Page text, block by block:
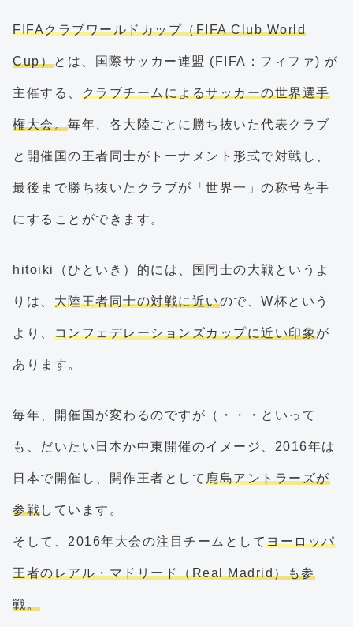
FIFAクラブワールドカップ（FIFA Club World
Cup）とは、国際サッカー連盟 (FIFA：フィファ) が
主催する、 クラブチームによるサッカーの世界選手
権大会。毎年、各大陸ごとに勝ち抜いた代表クラブ
と開催国の王者同士がトーナメント形式で対戦し、
最後まで勝ち抜いたクラブが「世界一」の称号を手
にすることができます。
hitoiki（ひといき）的には、国同士の大戦というよ
りは、 大陸王者同士の対戦に近いので、W杯という
より、 コンフェデレーションズカップに近い印象が
あります。
毎年、開催国が変わるのですが（・・・といって
も、だいたい日本か中東開催のイメージ、2016年は
日本で開催し、開作王者として鹿島アントラーズが
参戦しています。
そして、2016年大会の注目チームとしてヨーロッパ
王者のレアル・マドリード（Real Madrid）も参
戦。